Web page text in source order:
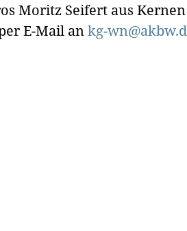
Moritz Seifert aus
E-Mail ankg-